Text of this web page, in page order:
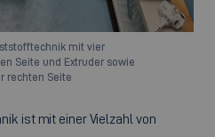
mit vier
Seite und Extruder sowie
rechten Seite
ist mit einer Vielzahl von